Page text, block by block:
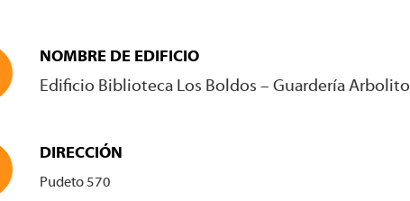
NOMBRE DE EDIFICIO
Edificio Biblioteca Los Boldos – Guardería Arbolito
DIRECCIÓN
Pudeto 570